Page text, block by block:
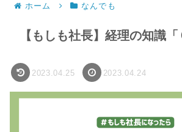
ホーム なんでも
【もしも社長】経理の知識
2023.04.25 2023.04.24